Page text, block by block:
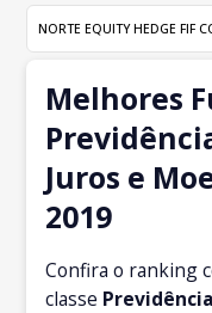
NORTE EQUITY HEDGE FIF
Melhores
Juros e
2019
Confira o ranking
classe